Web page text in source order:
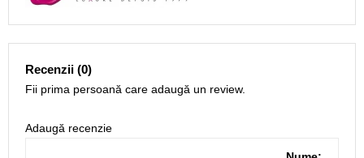
Recenzii (0)
Fii prima persoană care adaugă un review.
Adaugă recenzie